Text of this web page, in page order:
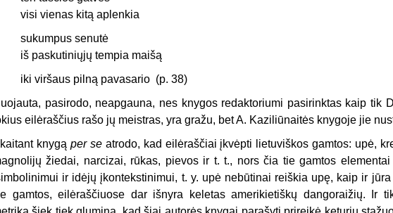
visi vienas kitą aplenkia
sukumpus senutė
iš paskutiniųjų tempia maišą
iki viršaus pilną pavasario (p. 38)
pasirodo, neapgauna, nes knygos redaktoriumi pasirinktas kaip tik
eilėraščius rašo jų meistras, yra gražu, bet A. Kaziliūnaitės knygoje jie
knygą per seatrodo, kad eilėraščiai įkvėpti lietuviškos gamtos: upė,
žiedai, narcizai, rūkas, pievos ir t. t., nors čia tie gamtos
ir idėjų įkontekstinimui, t. y. upė nebūtinai reiškia upę, kaip ir
gamtos, eilėraščiuose dar išnyra keletas amerikietiškų dangoraižių. Ir